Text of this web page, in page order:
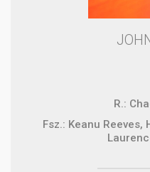
R.:
Fsz.: Keanu Reeves,